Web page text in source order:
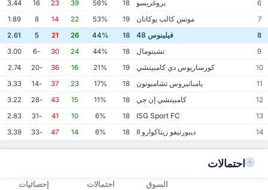
6
بروغريسو 18
56%
39
23
16
3.44
7
مونس كالب يوكاتان 19
53%
22
14
8
1.89
8
فيلينوس 48 18
44%
26
21
5
2.61
9
تشيتومال 18
44%
24
30
-6
3.00
10
كورساريوس دي كامبيتشي 19
21%
16
36
-20
2.74
11
بامبانيروس تشامبوتون 18
17%
23
37
-14
3.33
12
كامبيتشي إن جي 18
11%
15
43
-28
3.22
13
18
6%
10
41
-31
2.83
14
ديبورتيفو زيتاكوارو II 18
6%
14
47
-33
3.39
احتمالات
السوق احتمالات إحصائيات